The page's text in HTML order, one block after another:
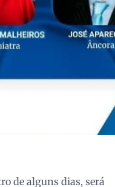
de alguns dias, será